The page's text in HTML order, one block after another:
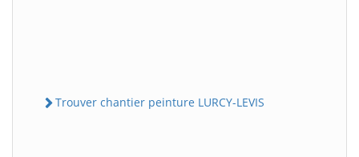
Trouver chantier peinture LURCY-LEVIS